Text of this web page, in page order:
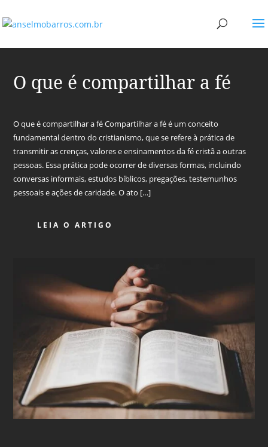
O que é compartilhar a fé
O que é compartilhar a fé Compartilhar a fé é um conceito
fundamental dentro do cristianismo, que se refere à prática de
transmitir as crenças, valores e ensinamentos da fé cristã a outras
pessoas. Essa prática pode ocorrer de diversas formas, incluindo
conversas informais, estudos bíblicos, pregações, testemunhos
pessoais e ações de caridade. O ato […]
LEIA O ARTIGO